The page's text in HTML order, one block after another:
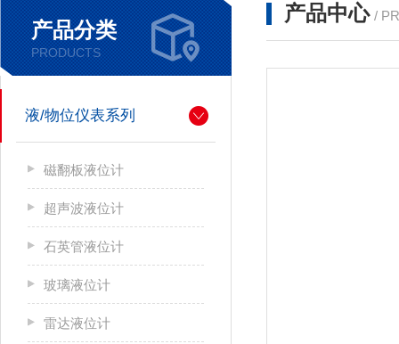
产品分类
PRODUCTS
液/物位仪表系列
磁翻板液位计
超声波液位计
石英管液位计
玻璃液位计
雷达液位计
产品中心 /